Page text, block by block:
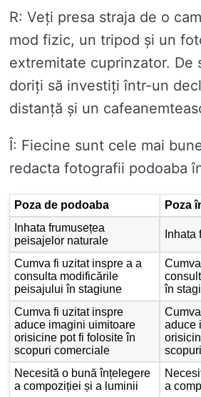
R: Veți presa straja de o
mod fizic, un tripod și un
extremitate cuprinzator. De
doriți să investiți într-un
distanță și un
Î: Fiecine sunt cele mai
redacta fotografii podoaba
Poza de podoaba
Poza
Inhata frumusețea
peisajelor naturale
Inhata
Cumva fi uzitat inspre a a
consulta modificările
peisajului în stagiune
în
Cumva fi uzitat inspre
aduce imagini uimitoare
orisicine pot fi folosite în
scopuri comerciale
aduce
Necesită o bună înțelegere
a compoziției și a luminii
a